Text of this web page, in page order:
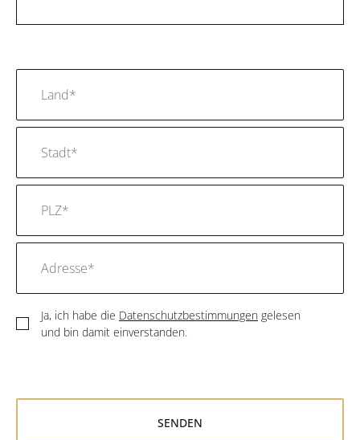
Ja, ich habe die Datenschutzbestimmungen gelesen
und bin damit einverstanden.